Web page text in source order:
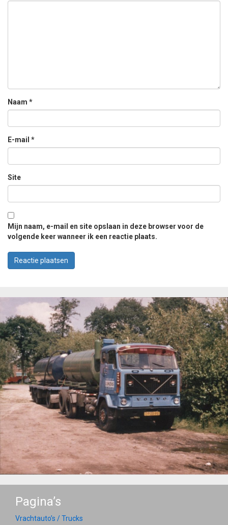
Naam *
E-mail *
Site
Mijn naam, e-mail en site opslaan in deze browser voor de
volgende keer wanneer ik een reactie plaats.
Pagina’s
Vrachtauto’s / Trucks